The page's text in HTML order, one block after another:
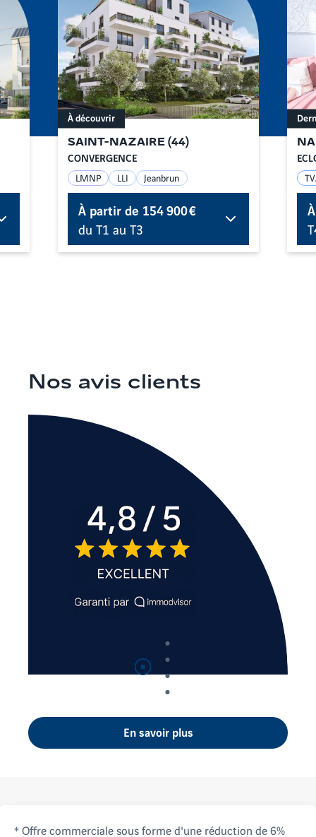
SAINT-NAZAIRE (44)
CONVERGENCE
À découvrir
LMNP LLI Jeanbrun
À partir de154 900 €
du T1 au T3
Nos avis clients
En savoir plus
Suspendre
la lecture automatique
* Offre commerciale sous forme d'une réduction de 6%